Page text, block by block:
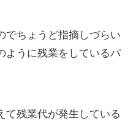
でちょうど指摘しづらい
ように残業をしているパ
て残業代が発生している